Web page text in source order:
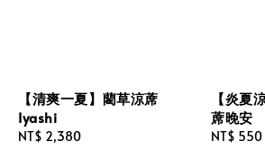
【清爽一夏】藺草涼蓆
Iyashi
Regular
NT$ 2,380
【炎夏
蓆晚安
Regular
NT$ 550